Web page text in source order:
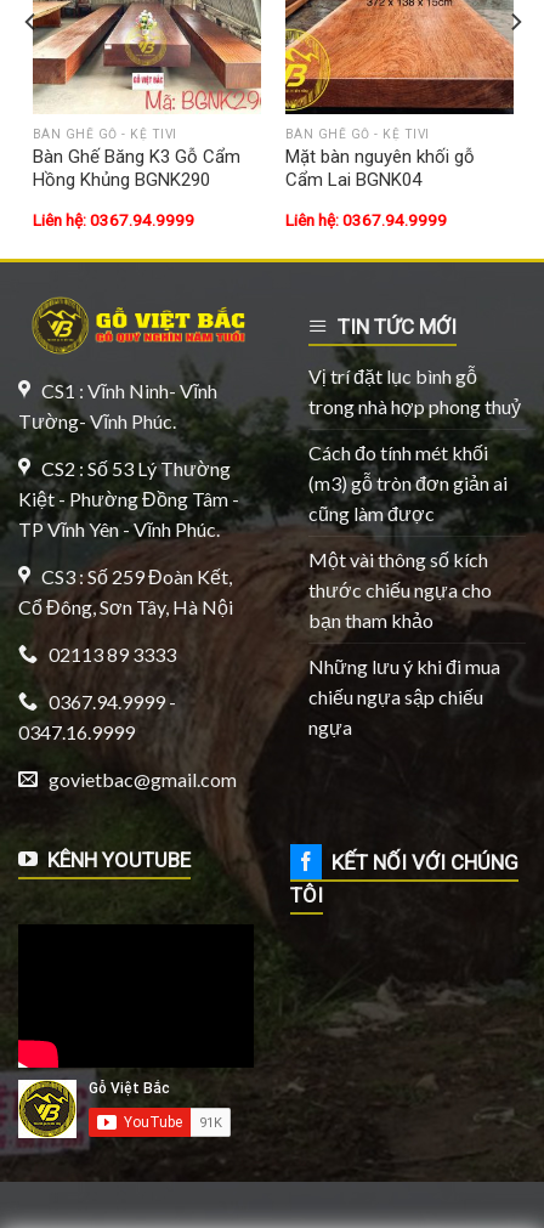
BÀN GHẾ GỖ - KỆ TIVI
Bàn Ghế Băng K3 Gỗ Cẩm
Hồng Khủng BGNK290
Liên hệ: 0367.94.9999
BÀN GHẾ GỖ - KỆ TIVI
Mặt bàn nguyên khối gỗ
Cẩm Lai BGNK04
Liên hệ: 0367.94.9999
CS1 : Vĩnh Ninh- Vĩnh
Tường- Vĩnh Phúc.
CS2 : Số 53 Lý Thường
Kiệt - Phường Đồng Tâm -
TP Vĩnh Yên - Vĩnh Phúc.
CS3 : Số 259 Đoàn Kết,
Cổ Đông, Sơn Tây, Hà Nội
02113 89 3333
0367.94.9999 -
0347.16.9999
govietbac@gmail.com
TIN TỨC MỚI
Vị trí đặt lục bình gỗ
trong nhà hợp phong thuỷ
Cách đo tính mét khối
(m3) gỗ tròn đơn giản ai
cũng làm được
Một vài thông số kích
thước chiếu ngựa cho
bạn tham khảo
Những lưu ý khi đi mua
chiếu ngựa sập chiếu
ngựa
KÊNH YOUTUBE
KẾT NỐI VỚI CHÚNG
TÔI